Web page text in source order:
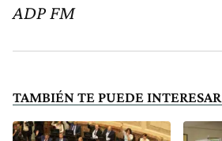
ADP FM
TAMBIÉN TE PUEDE INTERESAR